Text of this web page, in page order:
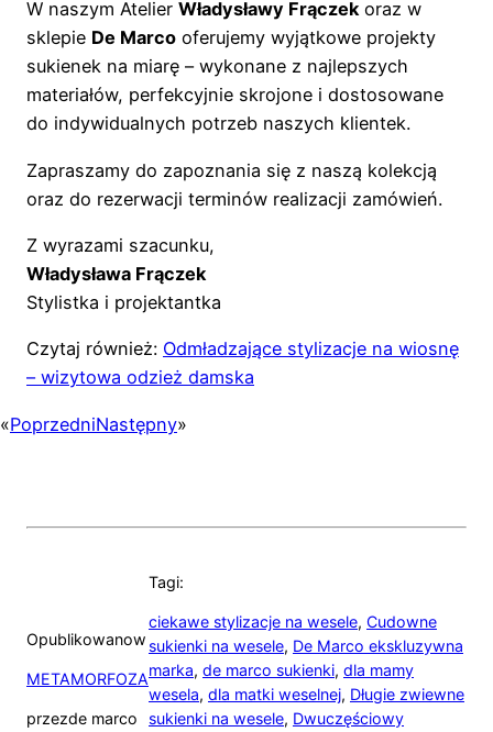
W naszym Atelier Władysławy Frączekoraz w
sklepie De Marco oferujemy wyjątkowe projekty
sukienek na miarę – wykonane z najlepszych
materiałów, perfekcyjnie skrojone i dostosowane
do indywidualnych potrzeb naszych klientek.
Zapraszamy do zapoznania się z naszą kolekcją
oraz do rezerwacji terminów realizacji zamówień.
Z wyrazami szacunku,
Władysława Frączek
Stylistka i projektantka
Czytaj również: Odmładzające stylizacje na wiosnę
– wizytowa odzież damska
«PoprzedniNastępny»
Opublikowanow
METAMORFOZA
przezde marco
Tagi:
ciekawe stylizacje na wesele, Cudowne
sukienki na wesele, De Marco ekskluzywna
marka, de marco sukienki, dla mamy
wesela, dla matki weselnej, Długie zwiewne
sukienki na wesele, Dwuczęściowy